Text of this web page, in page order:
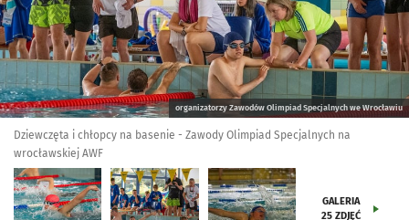
organizatorzy Zawodów Olimpiad Specjalnych we Wrocławiu
Dziewczęta i chłopcy na basenie - Zawody Olimpiad Specjalnych na
wrocławskiej AWF
GALERIA
25 ZDJĘĆ